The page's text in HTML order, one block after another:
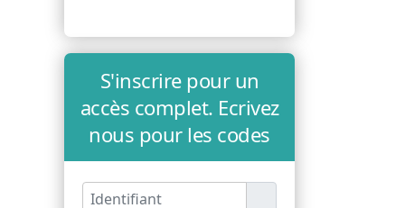
S'inscrire pour un
accès complet. Ecrivez
nous pour les codes
Identifiant